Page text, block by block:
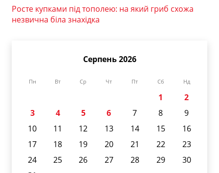
Росте купками під тополею: на який гриб схожа
незвична біла знахідка
Серпень 2026
Пн Вт Ср Чт Пт Сб Нд
1
2
3
4 5 6 7 8
9
10
11 12 13 14 15
16
17
18 19 20 21 22
23
24
25 26 27 28 29
30